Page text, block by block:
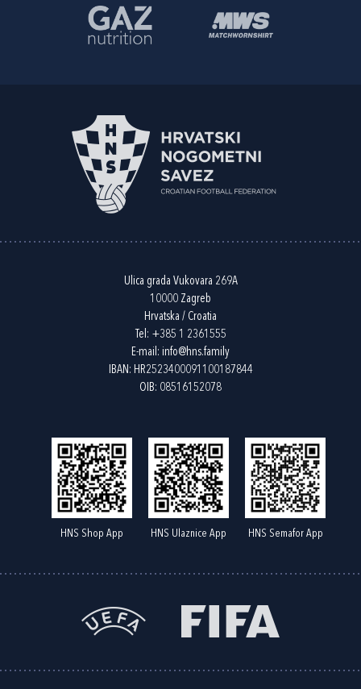
Ulica grada Vukovara 269A
10000 Zagreb
Hrvatska / Croatia
Tel: +385 1 2361555
E-mail: info@hns.family
IBAN: HR2523400091100187844
OIB: 08516152078
HNS Shop App HNS Ulaznice App HNS Semafor App